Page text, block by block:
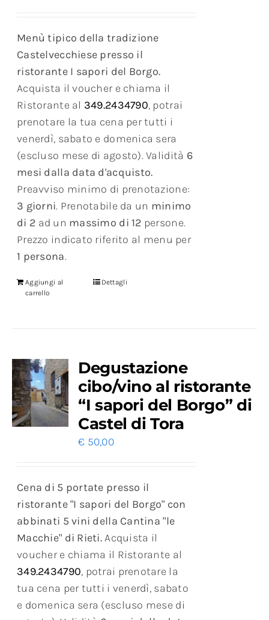
Menù tipico della tradizione
Castelvecchiese presso il
ristorante I sapori del Borgo.
Acquista il voucher e chiama il
Ristorante al 349.2434790, potrai
prenotare la tua cena per tutti i
venerdì, sabato e domenica sera
(escluso mese di agosto). Validità 6
mesi dalla data d'acquisto.
Preavviso minimo di prenotazione:
3 giorni. Prenotabile da un minimo
di 2 ad un massimo di 12 persone.
Prezzo indicato riferito al menu per
1 persona.
Aggiungi al
carrello
Dettagli
Degustazione
cibo/vino al ristorante
“I sapori del Borgo” di
Castel di Tora
€ 50,00
Cena di 5 portate presso il
ristorante "I sapori del Borgo" con
abbinati 5 vini della Cantina "le
Macchie" di Rieti.Acquista il
voucher e chiama il Ristorante al
349.2434790, potrai prenotare la
tua cena per tutti i venerdì, sabato
e domenica sera (escluso mese di